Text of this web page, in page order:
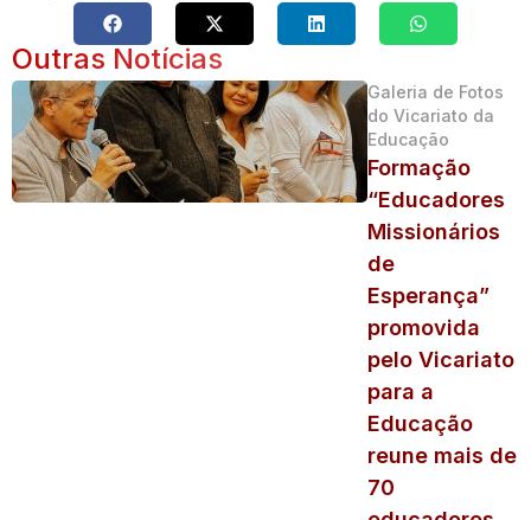
Outras Notícias
Galeria de Fotos
do Vicariato da
Educação
Formação
“Educadores
Missionários
de
Esperança”
promovida
pelo Vicariato
para a
Educação
reune mais de
70